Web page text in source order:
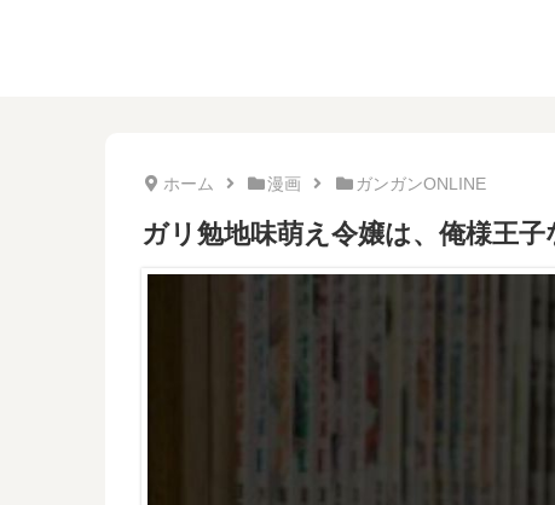
ホーム 漫画 ガンガンONLINE
ガリ勉地味萌え令嬢は、俺様王